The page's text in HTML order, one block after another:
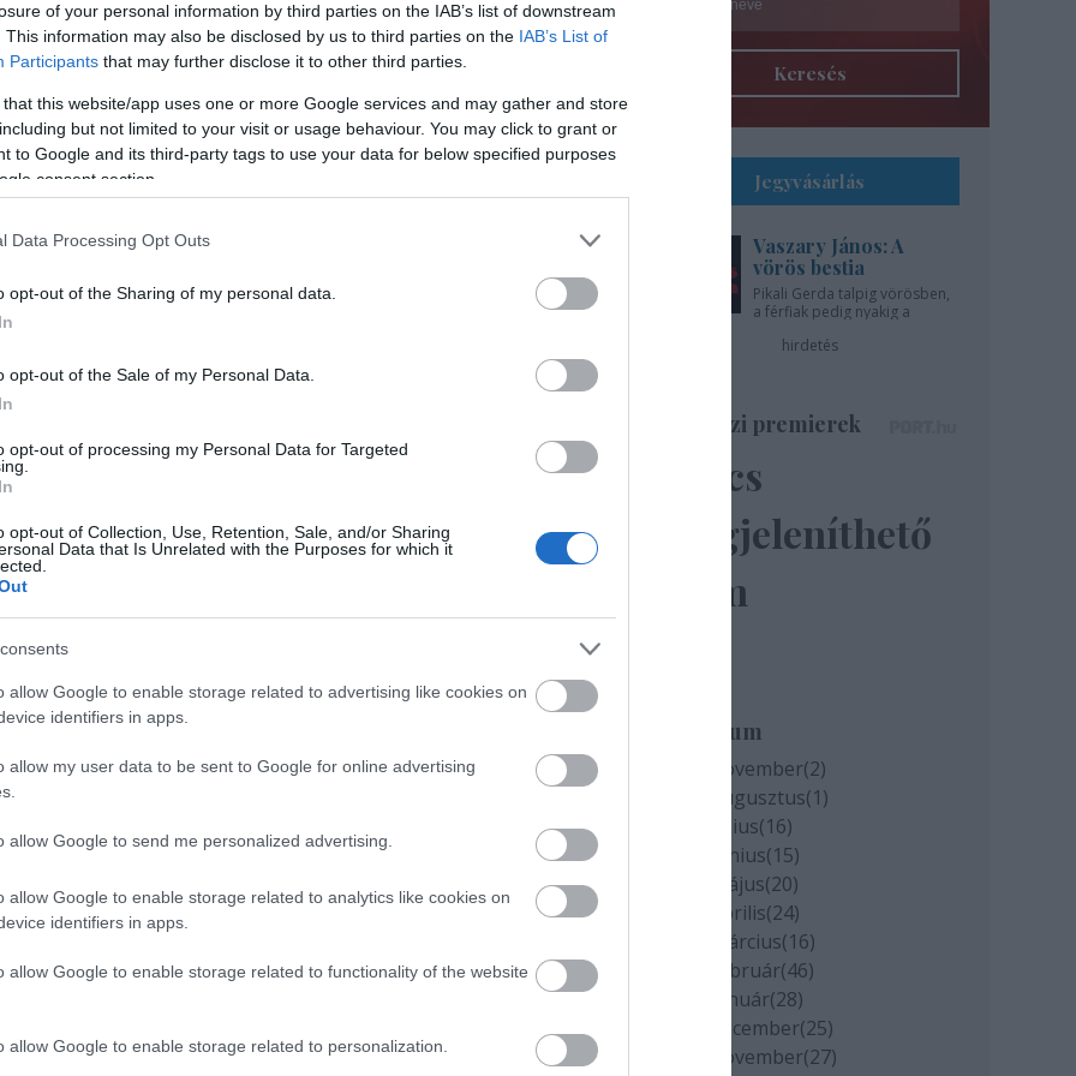
of your personal information by third parties on the IAB’s list of downstream
This information may also be disclosed by us to third parties on the IAB’s List of
Participants that may further disclose it to other third parties.
that this website/app uses one or more Google services and may gather and store
but not limited to your visit or usage behaviour. You may click to grant or
to Google and its third-party tags to use your data for below specified purposes
consent section.
Data Processing Opt Outs
opt-out of the Sharing of my personal data.
opt-out of the Sale of my Personal Data.
opt-out of processing my Personal Data for Targeted
opt-out of Collection, Use, Retention, Sale, and/or Sharing
Data that Is Unrelated with the Purposes for which it
allow Google to enable storage related to advertising like cookies on
identifiers in apps.
allow my user data to be sent to Google for online advertising
allow Google to send me personalized advertising.
allow Google to enable storage related to analytics like cookies on
identifiers in apps.
allow Google to enable storage related to functionality of the website
allow Google to enable storage related to personalization.
Sodró Eliza: "Színészként a katarzist nem
tudjuk garantálni"
„Ilyen rendkívüli és teljesen egyedi helyzettel
még nem kellett szembenéznünk.”
terjedését megakadályozó és érthető kormányzati
Őze Áron: „a színház élő műfaj, amelynek varázsa
A Bartók Kamaraszínház és Művészetek Háza
Magyarországon elsőként előleget fizet jövedelem
bevezetett korlátozások időszaka alatt.
Kovács András Péter: „Mindig átéreztem a
humoristák társadalmi felelősségvállalásának
leghatásosabban szólította meg az embereket a
András Péter karantén slágerével, amely pillanatok
Keresés
Jegyvásárlás
Vaszary János: A
vörös bestia
Pikali Gerda talpig vörösben,
a férfiak pedig nyakig a
hirdetés
Színházi premierek
Nincs
megjeleníthető
elem
Archívum
2020 november(2)
2020 augusztus(1)
2020 július(16)
2020 június(15)
2020 május(20)
2020 április(24)
2020 március(16)
2020 február(46)
2020 január(28)
2019 december(25)
2019 november(27)